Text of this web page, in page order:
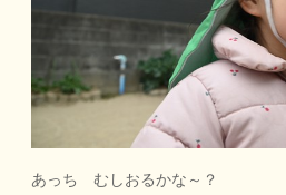
あっち むしおるかな～？